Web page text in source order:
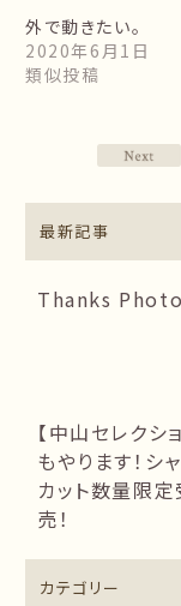
外で動きたい。
2020年6月1日
類似投稿
最新記事
Thanks
【中山セレクシ
もやります！シ
カット数量限
売！
カテゴリー